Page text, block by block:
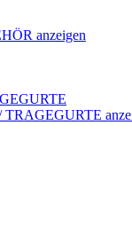
anzeigen